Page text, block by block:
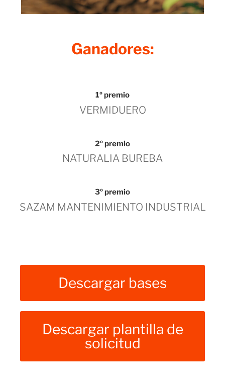
Ganadores:
1º premio
VERMIDUERO
2º premio
NATURALIA BUREBA
3º premio
SAZAM MANTENIMIENTO INDUSTRIAL
Descargar bases
Descargar plantilla de
solicitud